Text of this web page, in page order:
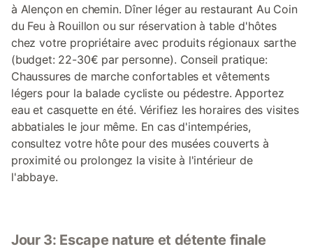
à Alençon en chemin. Dîner léger au restaurant Au Coin
du Feu à Rouillon ou sur réservation à table d'hôtes
chez votre propriétaire avec produits régionaux sarthe
(budget: 22-30€ par personne). Conseil pratique:
Chaussures de marche confortables et vêtements
légers pour la balade cycliste ou pédestre. Apportez
eau et casquette en été. Vérifiez les horaires des visites
abbatiales le jour même. En cas d'intempéries,
consultez votre hôte pour des musées couverts à
proximité ou prolongez la visite à l'intérieur de
l'abbaye.
Jour 3: Escape nature et détente finale